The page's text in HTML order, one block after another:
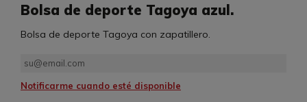
Bolsa de deporte Tagoya azul.
Bolsa de deporte Tagoya con zapatillero.
Notificarme cuando esté disponible